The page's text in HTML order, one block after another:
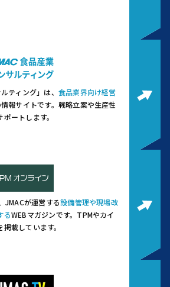
ティング」は、 食品業界向け経営
報サイトです。 戦略立案や生産性
ートします。
JMACが運営する設備管理や現場改
るWEBマガジンです。 TPMやカイ
載しています。